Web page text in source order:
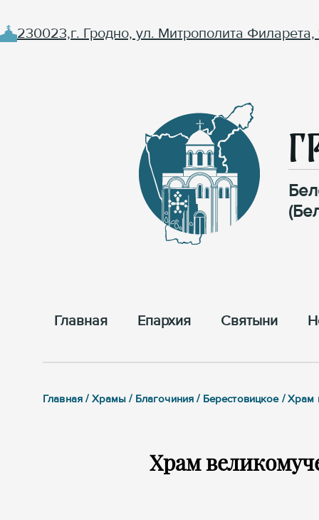
230023,г. Гродно, ул. Митрополита Филарета,
Главная Епархия Cвятыни
Главная / Храмы / Благочиния / Берестовицкое /
Храм